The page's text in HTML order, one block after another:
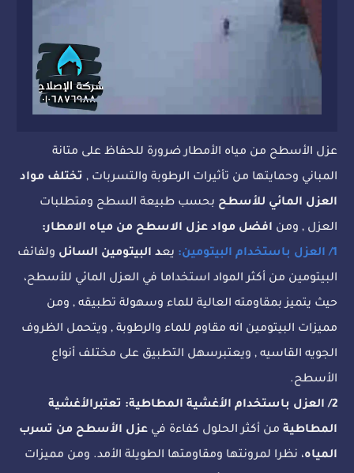
عزل الأسطح من مياه الأمطار ضرورة للحفاظ على متانة
المباني وحمايتها من تأثيرات الرطوبة والتسربات , تختلف مواد
العزل المائي للأسطح بحسب طبيعة السطح ومتطلبات
العزل , ومن افضل مواد عزل الاسطح من مياه الامطار:
1/ العزل باستخدام البيتومين:
يعد البيتومين السائل ولفائف
البيتومين من أكثر المواد استخداما في العزل المائي للأسطح،
حيث يتميز بمقاومته العالية للماء وسهولة تطبيقه , ومن
مميزات البيتومين انه مقاوم للماء والرطوبة , ويتحمل الظروف
الجويه القاسيه , ويعتبرسهل التطبيق على مختلف أنواع
الأسطح.
2/ العزل باستخدام الأغشية المطاطية:
تعتبرالأغشية
المطاطية من أكثر الحلول كفاءة في عزل الأسطح من تسرب
المياه، نظرا لمرونتها ومقاومتها الطويلة الأمد. ومن مميزات